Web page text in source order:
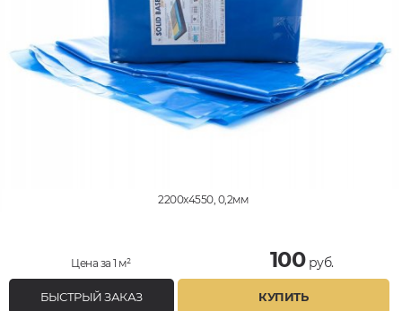
2200x4550, 0,2мм
Цена за 1 м² 100руб.
БЫСТРЫЙ ЗАКАЗ КУПИТЬ